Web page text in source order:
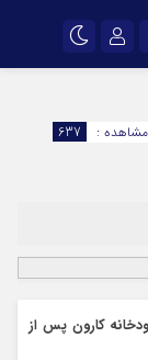
مشاهده : 637
کارون پس از